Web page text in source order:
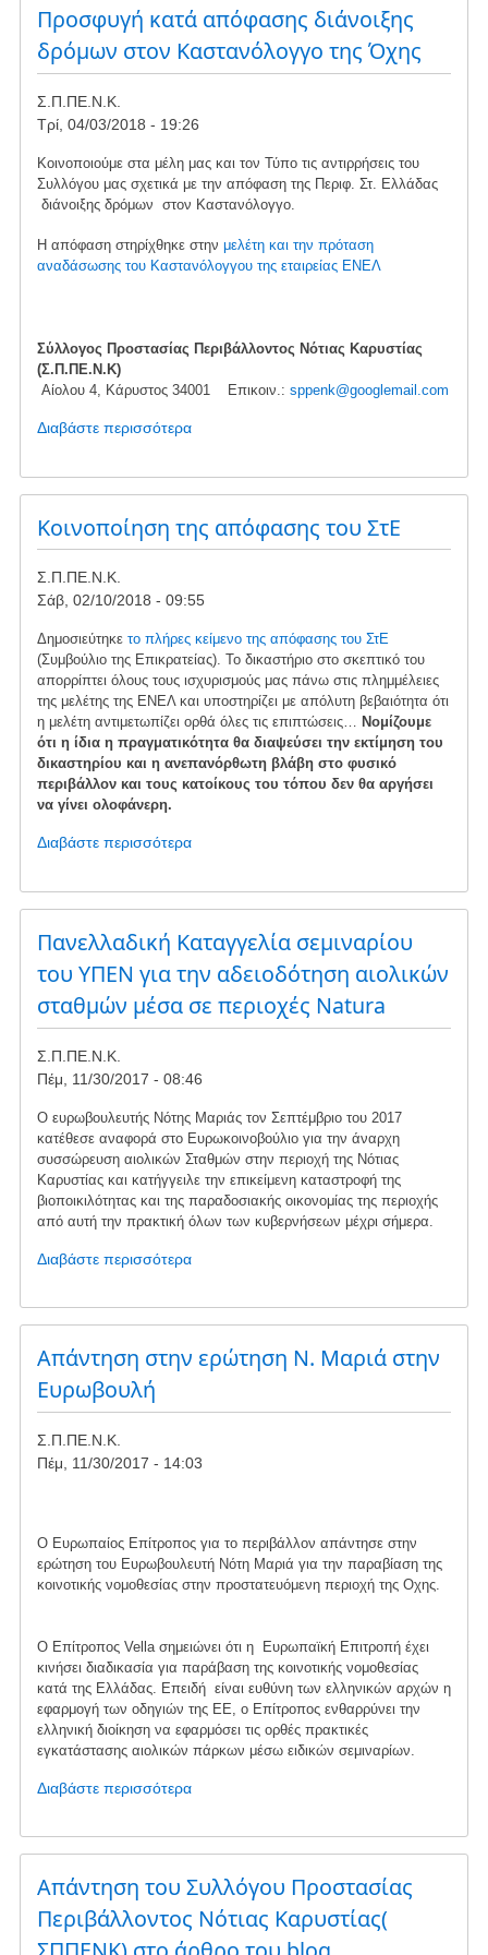
και
ντροπής
Προσφυγή κατά απόφασης διάνοιξης
δρόμων στον Καστανόλογγο της Όχης
Σ.Π.ΠΕ.Ν.Κ.
Τρί, 04/03/2018 - 19:26
Κοινοποιούμε στα μέλη μας και τον Τύπο τις αντιρρήσεις του
Συλλόγου μας σχετικά με την απόφαση της Περιφ. Στ. Ελλάδας
διάνοιξης δρόμων στον Καστανόλογγο.
Η απόφαση στηρίχθηκε στην μελέτη και την πρόταση
αναδάσωσης του Καστανόλογγου της εταιρείας ΕΝΕΛ
Σύλλογος Προστασίας Περιβάλλοντος Νότιας Καρυστίας
(Σ.Π.ΠΕ.Ν.Κ)
Αίολου 4, Κάρυστος 34001 Επικοιν.: sppenk@googlemail.com
Διαβάστε περισσότεραγια
Προσφυγή
κατά
απόφασης
διάνοιξης
Καστανόλογγο
της
Όχης
Κοινοποίηση της απόφασης του ΣτΕ
Σ.Π.ΠΕ.Ν.Κ.
Σάβ, 02/10/2018 - 09:55
Δημοσιεύτηκε το πλήρες κείμενο της απόφασης του ΣτΕ
(Συμβούλιο της Επικρατείας). Το δικαστήριο στο σκεπτικό του
απορρίπτει όλους τους ισχυρισμούς μας πάνω στις πλημμέλειες
της μελέτης της ΕΝΕΛ και υποστηρίζει με απόλυτη βεβαιότητα ότι
η μελέτη αντιμετωπίζει ορθά όλες τις επιπτώσεις… Νομίζουμε
ότι η ίδια η πραγματικότητα θα διαψεύσει την εκτίμηση του
δικαστηρίου και η ανεπανόρθωτη βλάβη στο φυσικό
περιβάλλον και τους κατοίκους του τόπου δεν θα αργήσει
να γίνει ολοφάνερη.
Διαβάστε περισσότεραγια
Κοινοποίηση
της
απόφασης
ΣτΕ
Πανελλαδική Καταγγελία σεμιναρίου
του ΥΠΕΝ για την αδειοδότηση αιολικών
σταθμών μέσα σε περιοχές Natura
Σ.Π.ΠΕ.Ν.Κ.
Πέμ, 11/30/2017 - 08:46
Ο ευρωβουλευτής Νότης Μαριάς τον Σεπτέμβριο του 2017
κατέθεσε αναφορά στο Ευρωκοινοβούλιο για την άναρχη
συσσώρευση αιολικών Σταθμών στην περιοχή της Νότιας
Καρυστίας και κατήγγειλε την επικείμενη καταστροφή της
βιοποικιλότητας και της παραδοσιακής οικονομίας της περιοχής
από αυτή την πρακτική όλων των κυβερνήσεων μέχρι σήμερα.
Διαβάστε περισσότεραγια
Πανελλαδική
Καταγγελία
σεμιναρίου
του
αδειοδότηση
σε
περιοχές
Απάντηση στην ερώτηση Ν. Μαριά στην
Ευρωβουλή
Σ.Π.ΠΕ.Ν.Κ.
Πέμ, 11/30/2017 - 14:03
Ο Ευρωπαίος Επίτροπος για το περιβάλλον απάντησε στην
ερώτηση του Ευρωβουλευτή Νότη Μαριά για την παραβίαση της
κοινοτικής νομοθεσίας στην προστατευόμενη περιοχή της Οχης.
Ο Επίτροπος Vella σημειώνει ότι η Eυρωπαϊκή Επιτροπή έχει
κινήσει διαδικασία για παράβαση της κοινοτικής νομοθεσίας
κατά της Ελλάδας. Επειδή είναι ευθύνη των ελληνικών αρχών η
εφαρμογή των οδηγιών της ΕΕ, ο Επίτροπος ενθαρρύνει την
ελληνική διοίκηση να εφαρμόσει τις ορθές πρακτικές
εγκατάστασης αιολικών πάρκων μέσω ειδικών σεμιναρίων.
Διαβάστε περισσότεραγια
Απάντηση
στην
ερώτηση
Μαριά
στην
Απάντηση του Συλλόγου Προστασίας
Περιβάλλοντος Νότιας Καρυστίας(